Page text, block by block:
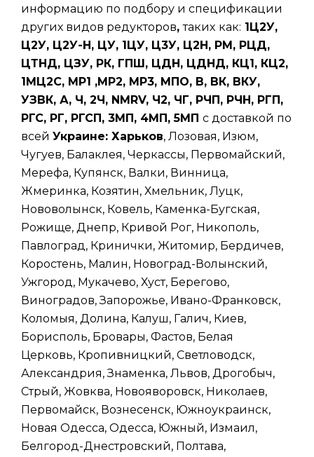
информацию по подбору и спецификации
других видов редукторов,таких как: 1Ц2У,
Ц2У, Ц2У-Н, ЦУ, 1ЦУ, Ц3У, Ц2Н, РМ, РЦД,
ЦТНД, ЦЗУ, РК, ГПШ, ЦДН, ЦДНД, КЦ1, КЦ2,
1МЦ2С, МР1 ,МР2, МР3, МПО, В, ВК, ВКУ,
УЗВК, А, Ч, 2Ч, NMRV, Ч2, ЧГ, РЧП, РЧН, РГП,
РГС, РГ, РГСП, 3МП, 4МП, 5МП с доставкой по
всей Украине: Харьков, Лозовая, Изюм,
Чугуев, Балаклея, Черкассы, Первомайский,
Мерефа, Купянск, Валки, Винница,
Жмеринка, Козятин, Хмельник, Луцк,
Нововолынск, Ковель, Каменка-Бугская,
Рожище, Днепр, Кривой Рог, Никополь,
Павлоград, Кринички, Житомир, Бердичев,
Коростень, Малин, Новоград-Волынский,
Ужгород, Мукачево, Хуст, Берегово,
Виноградов, Запорожье, Ивано-Франковск,
Коломыя, Долина, Калуш, Галич, Киев,
Борисполь, Бровары, Фастов, Белая
Церковь, Кропивницкий, Светловодск,
Александрия, Знаменка, Львов, Дрогобыч,
Стрый, Жовква, Новояворовск, Николаев,
Первомайск, Вознесенск, Южноукраинск,
Новая Одесса, Одесса, Южный, Измаил,
Белгород-Днестровский, Полтава,